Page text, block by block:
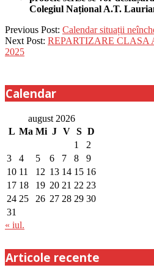
Colegiul Național A.T.
2024-
08-
02
Previous Post: Calendar situații
Next Post: REPARTIZARE CLASA
2025
Calendar
august 2026
L Ma Mi J V S D
1
2
3
4 5 6 7 8
9
10 11 12 13 14 15 16
17 18 19 20 21 22 23
24 25 26 27 28 29 30
31
« iul.
Articole recente